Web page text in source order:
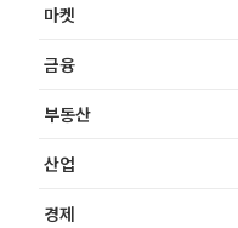
마켓
금융
부동산
산업
경제